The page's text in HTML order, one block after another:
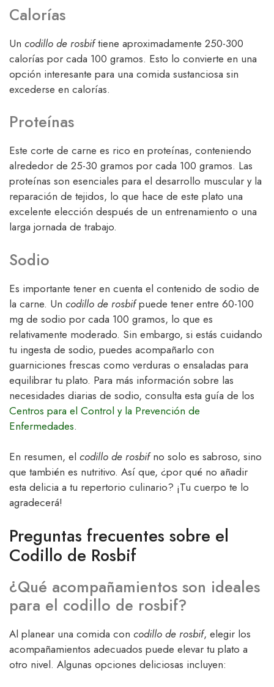
Calorías
Un codillo de rosbiftiene aproximadamente 250-300
calorías por cada 100 gramos. Esto lo convierte en una
opción interesante para una comida sustanciosa sin
excederse en calorías.
Proteínas
Este corte de carne es rico en proteínas, conteniendo
alrededor de 25-30 gramos por cada 100 gramos. Las
proteínas son esenciales para el desarrollo muscular y la
reparación de tejidos, lo que hace de este plato una
excelente elección después de un entrenamiento o una
larga jornada de trabajo.
Sodio
Es importante tener en cuenta el contenido de sodio de
la carne. Un codillo de rosbifpuede tener entre 60-100
mg de sodio por cada 100 gramos, lo que es
relativamente moderado. Sin embargo, si estás cuidando
tu ingesta de sodio, puedes acompañarlo con
guarniciones frescas como verduras o ensaladas para
equilibrar tu plato. Para más información sobre las
necesidades diarias de sodio, consulta esta guía de los
Centros para el Control y la Prevención de
Enfermedades.
En resumen, el codillo de rosbifno solo es sabroso, sino
que también es nutritivo. Así que, ¿por qué no añadir
esta delicia a tu repertorio culinario? ¡Tu cuerpo te lo
agradecerá!
Preguntas frecuentes sobre el
Codillo de Rosbif
¿Qué acompañamientos son ideales
para el codillo de rosbif?
Al planear una comida con codillo de rosbif, elegir los
acompañamientos adecuados puede elevar tu plato a
otro nivel. Algunas opciones deliciosas incluyen: